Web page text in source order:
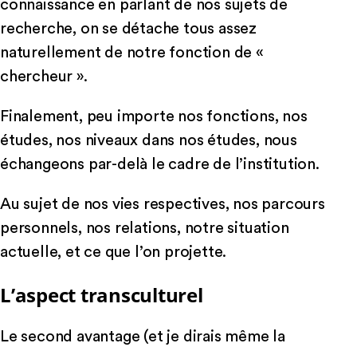
connaissance en parlant de nos sujets de
recherche, on se détache tous assez
naturellement de notre fonction de «
chercheur ».
Finalement, peu importe nos fonctions, nos
études, nos niveaux dans nos études, nous
échangeons par-delà le cadre de l’institution.
Au sujet de nos vies respectives, nos parcours
personnels, nos relations, notre situation
actuelle, et ce que l’on projette.
L’aspect transculturel
Le second avantage (et je dirais même la